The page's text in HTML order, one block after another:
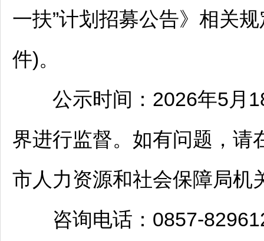
一扶”计划招募公告》相关
件)。
公示时间：2026年5月
界进行监督。如有问题，请
市人力资源和社会保障局机
咨询电话：0857-